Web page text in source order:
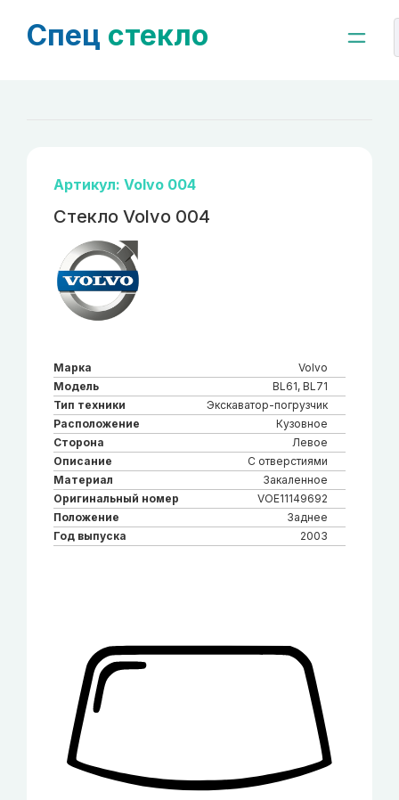
Спец стекло
Артикул: Volvo 004
Стекло Volvo 004
Марка
Volvo
Модель
BL61, BL71
Тип техники
Экскаватор-погрузчик
Расположение
Кузовное
Сторона
Левое
Описание
С отверстиями
Материал
Закаленное
Оригинальный номер
VOE11149692
Положение
Заднее
Год выпуска
2003